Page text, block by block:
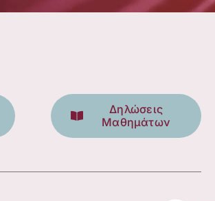
Δηλώσεις
Μαθημάτων